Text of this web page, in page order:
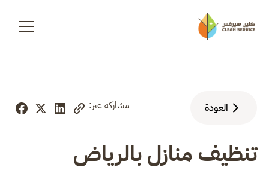
العودة مشاركة عبر:
تنظيف منازل بالرياض